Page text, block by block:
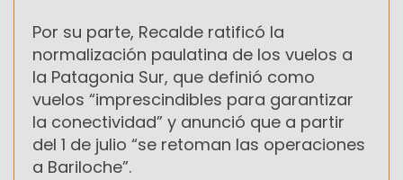
Por su parte, Recalde ratificó la
normalización paulatina de los vuelos a
la Patagonia Sur, que definió como
vuelos “imprescindibles para garantizar
la conectividad” y anunció que a partir
del 1 de julio “se retoman las operaciones
a Bariloche”.